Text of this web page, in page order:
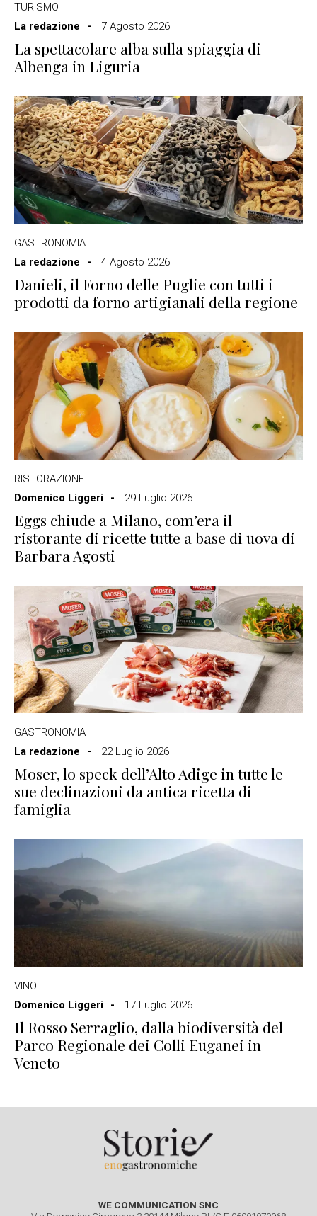
TURISMO
La redazione
7 Agosto 2026
La spettacolare alba sulla spiaggia di
Albenga in Liguria
GASTRONOMIA
La redazione
4 Agosto 2026
Danieli, il Forno delle Puglie con tutti i
prodotti da forno artigianali della regione
RISTORAZIONE
Domenico Liggeri
29 Luglio 2026
Eggs chiude a Milano, com’era il
ristorante di ricette tutte a base di uova di
Barbara Agosti
GASTRONOMIA
La redazione
22 Luglio 2026
Moser, lo speck dell’Alto Adige in tutte le
sue declinazioni da antica ricetta di
famiglia
VINO
Domenico Liggeri
17 Luglio 2026
Il Rosso Serraglio, dalla biodiversità del
Parco Regionale dei Colli Euganei in
Veneto
WE COMMUNICATION SNC